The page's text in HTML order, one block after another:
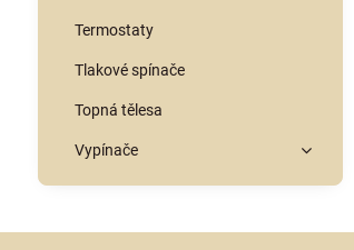
Termostaty
Tlakové spínače
Topná tělesa
Vypínače